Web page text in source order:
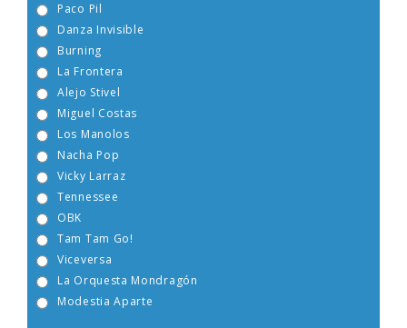
Burning
Alejo Stivel
Miguel Costas
Nacha Pop
Vicky Larraz
La Orquesta Mondragón
Modestia Aparte